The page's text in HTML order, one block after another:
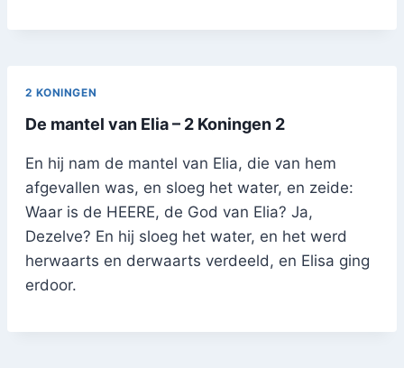
2 KONINGEN
De mantel van Elia – 2 Koningen 2
En hij nam de mantel van Elia, die van hem
afgevallen was, en sloeg het water, en zeide:
Waar is de HEERE, de God van Elia? Ja,
Dezelve? En hij sloeg het water, en het werd
herwaarts en derwaarts verdeeld, en Elisa ging
erdoor.